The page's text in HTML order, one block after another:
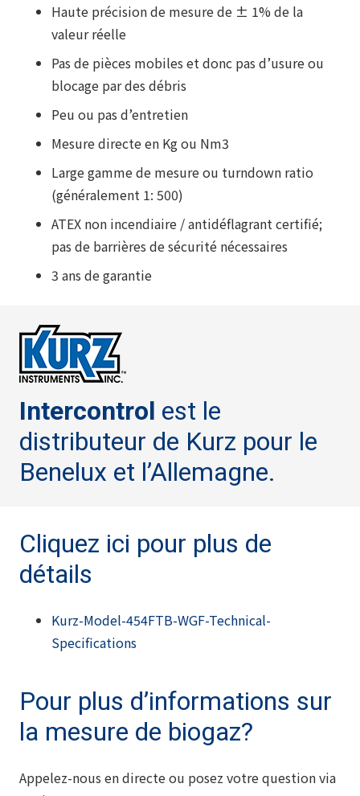
Haute précision de mesure de ± 1% de la
valeur réelle
Pas de pièces mobiles et donc pas d’usure ou
blocage par des débris
Peu ou pas d’entretien
Mesure directe en Kg ou Nm3
Large gamme de mesure ou turndown ratio
(généralement 1: 500)
ATEX non incendiaire / antidéflagrant certifié;
pas de barrières de sécurité nécessaires
3 ans de garantie
Intercontrol est le
distributeur de Kurz pour le
Benelux et l’Allemagne.
Cliquez ici pour plus de
détails
Kurz-Model-454FTB-WGF-Technical-
Specifications
Pour plus d’informations sur
la mesure de biogaz?
Appelez-nous en directe ou posez votre question via